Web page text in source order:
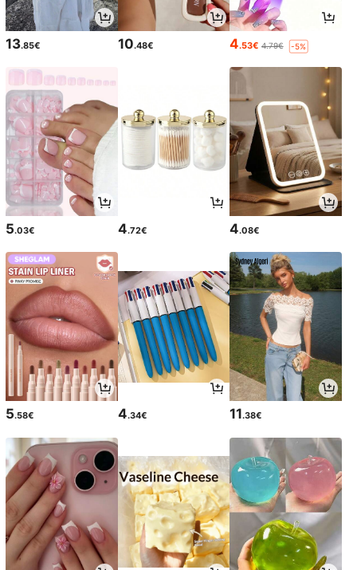
13.85€ 10.48€ 4.53€ 4.79€ -5%
5.03€ 4.72€ 4.08€
5.58€ 4.34€ 11.38€